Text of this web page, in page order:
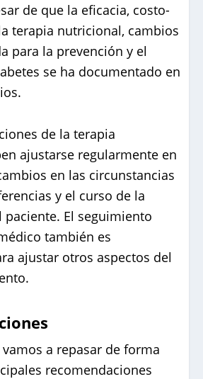
de que la eficacia, costo-
terapia nutricional, cambios
para la prevención y el
se ha documentado en
de la terapia
ajustarse regularmente en
en las circunstancias
y el curso de la
El seguimiento
también es
ajustar otros aspectos del
a repasar de forma
recomendaciones